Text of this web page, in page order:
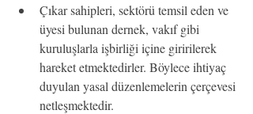
Çıkar sahipleri, sektörü temsil eden ve
üyesi bulunan dernek, vakıf gibi
kuruluşlarla işbirliği içine giririlerek
hareket etmektedirler. Böylece ihtiyaç
duyulan yasal düzenlemelerin çerçevesi
netleşmektedir.